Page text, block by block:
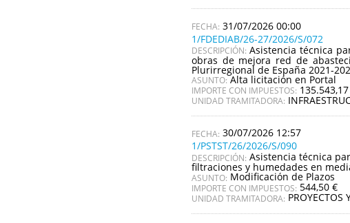
31/07/2026 00:00
1/FDEDIAB/26-27/2026/S/072
DESCRIPCIÓN: Asistencia técnica
obras de mejora red de
Plurirregional de España 2021-
ASUNTO: Alta licitación en Portal
IMPORTE CON IMPUESTOS:
UNIDAD TRAMITADORA:
30/07/2026 12:57
1/PSTST/26/2026/S/090
DESCRIPCIÓN: Asistencia técnica
filtraciones y humedades en
ASUNTO: Modificación de Plazos
IMPORTE CON IMPUESTOS: 544,50 €
UNIDAD TRAMITADORA: PROYECTOS